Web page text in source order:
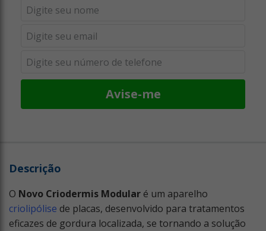
Avise-me
Descrição
O Novo Criodermis Modular é um aparelho
criolipólise de placas, desenvolvido para tratamentos
eficazes de gordura localizada, se tornando a solução